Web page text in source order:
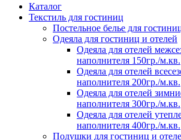
Каталог
Текстиль для гостиниц
Постельное белье для
Одеяла для гостиниц и отелей
Одеяла для отелей
наполнителя 150гр./м.кв.
Одеяла для отелей
наполнителя 200гр./м.кв.
Одеяла для отелей
наполнителя 300гр./м.кв.
Одеяла для отелей
наполнителя 400гр./м.кв.
Подушки для гостиниц и